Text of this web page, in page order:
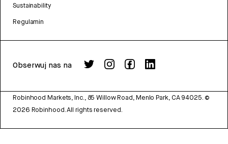
Sustainability
Regulamin
Obserwuj nas na
Robinhood Markets, Inc., 85 Willow Road, Menlo Park, CA 94025. ©
2026 Robinhood. All rights reserved.